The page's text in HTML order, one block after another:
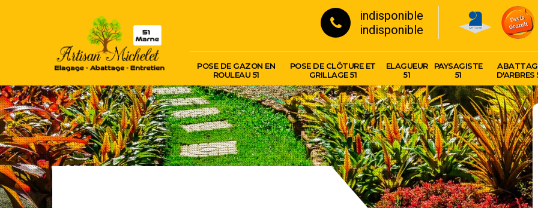
indisponible
indisponible
POSE DE GAZON EN
ROULEAU 51
POSE DE CLÔTURE ET
GRILLAGE 51
ELAGUEUR
51
PAYSAGISTE
51
D'ARBRES